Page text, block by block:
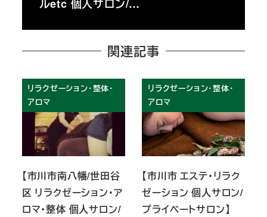
ルetc 個人サロン/…
関連記事
リラクゼーション・整体・
アロマ
【市川市南八幡/世田谷
区 リラクゼーション・ア
ロマ・整体 個人サロン/
リラクゼーション・整体・
アロマ
【市川市 エステ・リラク
ゼーション 個人サロン/
プライベートサロン】